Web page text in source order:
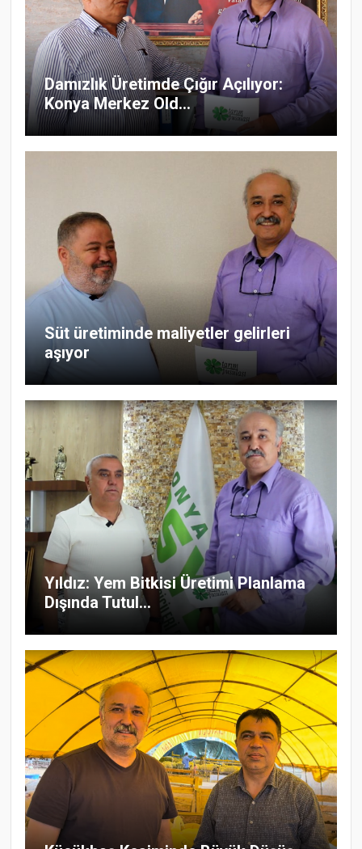
Damızlık Üretimde Çığır Açılıyor:
Konya Merkez Old...
Süt üretiminde maliyetler gelirleri
aşıyor
Yıldız: Yem Bitkisi Üretimi Planlama
Dışında Tutul...